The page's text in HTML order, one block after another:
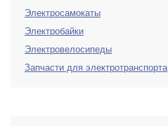
Электросамокаты
Электробайки
Электровелосипеды
Запчасти для электротранспорта